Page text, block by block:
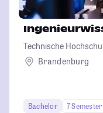
Technische
Brandenburg
Bachelor
7 Semester